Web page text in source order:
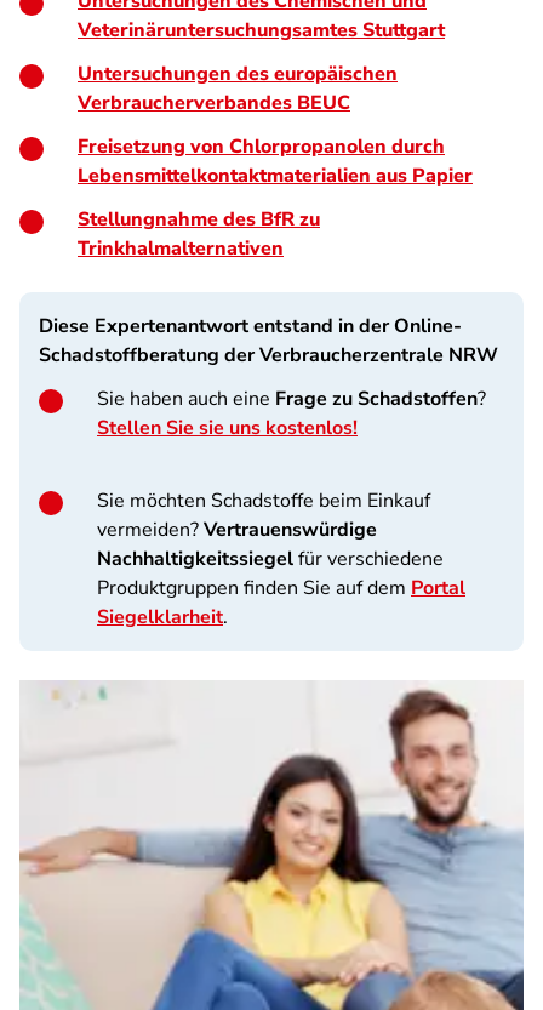
Veterinäruntersuchungsamtes Stuttgart
Untersuchungen des europäischen
Verbraucherverbandes BEUC
Freisetzung von Chlorpropanolen durch
Lebensmittelkontaktmaterialien aus Papier
Stellungnahme des BfR zu
Trinkhalmalternativen
Diese Expertenantwort entstand in der Online-
Schadstoffberatung der Verbraucherzentrale NRW
Sie haben auch eine Frage zu Schadstoffen?
Stellen Sie sie uns kostenlos!
Sie möchten Schadstoffe beim Einkauf
vermeiden?Vertrauenswürdige
Nachhaltigkeitssiegelfür verschiedene
Produktgruppen finden Sie auf dem Portal
Siegelklarheit.